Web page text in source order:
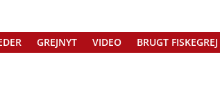
GREJNYT VIDEO BRUGT FISKEGREJ